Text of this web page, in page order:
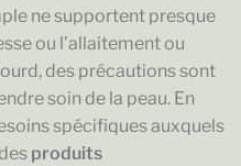
ne supportent presque
ou l’allaitement ou
des précautions sont
soin de la peau. En
spécifiques auxquels
produits